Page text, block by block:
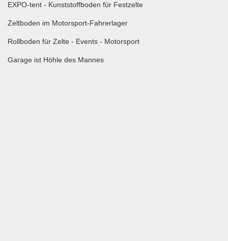
EXPO-tent - Kunststoffboden für Festzelte
Zeltboden im Motorsport-Fahrerlager
Rollboden für Zelte - Events - Motorsport
Garage ist Höhle des Mannes